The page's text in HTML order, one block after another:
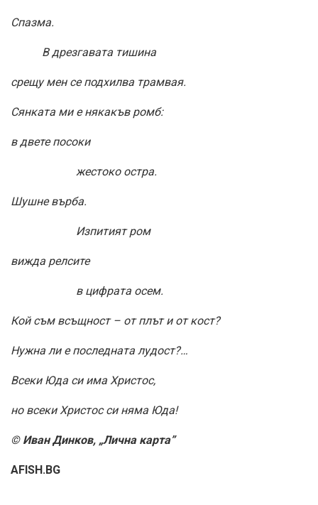
Спазма.
В дрезгавата тишина
срещу мен се подхилва трамвая.
Сянката ми е някакъв ромб:
в двете посоки
жестоко остра.
Шушне върба.
Изпитият ром
вижда релсите
в цифрата осем.
Кой съм всъщност – от плът и от кост?
Нужна ли е последната лудост?…
Всеки Юда си има Христос,
но всеки Христос си няма Юда!
© Иван Динков, „Лична карта”
AFISH.BG